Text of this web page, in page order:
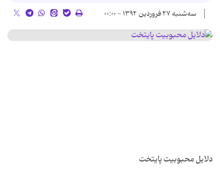
سه‌شنبه ۲۷ فروردین ۱۳۹۲ - ۰۰:۰۰